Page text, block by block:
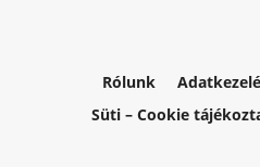
Rólunk
Süti – Cookie